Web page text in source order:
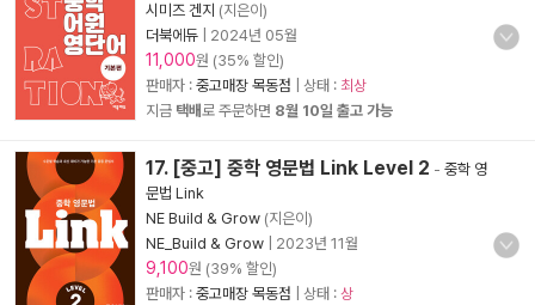
시미즈 겐지 (지은이)
더북에듀
2024년 05월
11,000원 (35% 할인)
판매자 : 중고매장 목동점 | 상태 : 최상
지금 택배로 주문하면 8월 10일 출고 가능
17. [중고] 중학 영문법 Link Level 2 - 중학 영
문법 Link
NE Build & Grow (지은이)
NE_Build & Grow
2023년 11월
9,100원 (39% 할인)
판매자 : 중고매장 목동점 | 상태 : 상